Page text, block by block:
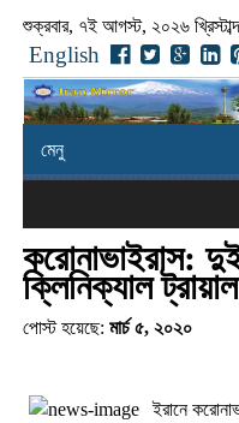
শুক্রবার, ৭ই আগস্ট, ২০২৬
English
মেনু
করোনাভাইরাস:
ক্লিনিক্যাল
পোস্ট হয়েছে: মার্চ ৫, ২০২০
ইরানে